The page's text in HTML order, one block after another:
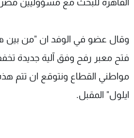
وقال عضو في الوفد ان "من بين
فتح معبر رفح وفق آلية جديدة
مواطني القطاع ونتوقع ان تتم
ايلول" المقبل.